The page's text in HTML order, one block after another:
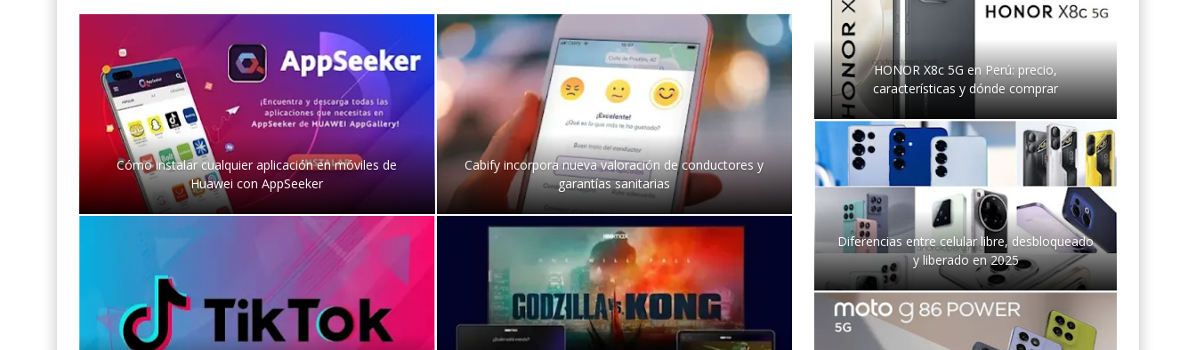
Cómo instalar cualquier aplicación en móviles de
Huawei con AppSeeker
Cabify incorpora nueva valoración de conductores y
garantías sanitarias
HONOR X8c 5G en Perú: precio,
características y dónde comprar
Diferencias entre celular libre, desbloqueado
y liberado en 2025